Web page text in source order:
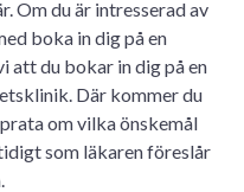
Om du är intresserad av
boka in dig på en
att du bokar in dig på en
Där kommer du
om vilka önskemål
som läkaren föreslår